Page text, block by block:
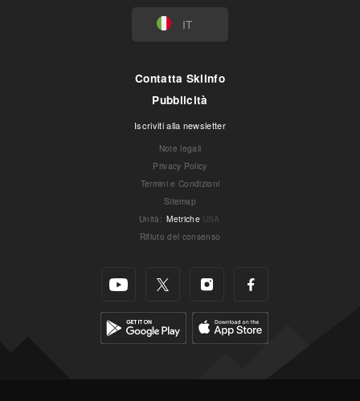
IT
Contatta Skiinfo
Pubblicità
Iscriviti alla newsletter
Note legali
Privacy Policy
Termini e Condizioni
Sitemap
Unità: Metriche USA
Rifiuto del consenso